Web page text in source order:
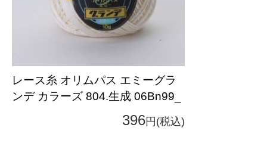
レース糸 オリムパス エミーグラ
ンデ カラーズ 804.生成 06Bn99_
396円(税込)